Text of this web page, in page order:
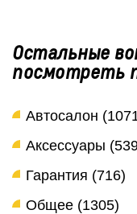
Остальные
посмотреть
Автосалон
Аксессуары
Гарантия (716)
Общее (1305)